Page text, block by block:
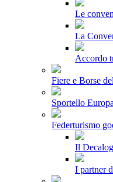
Le
La
Accordo
Fiere e Borse
Sportello Europa
Federturismo
Il
I partner